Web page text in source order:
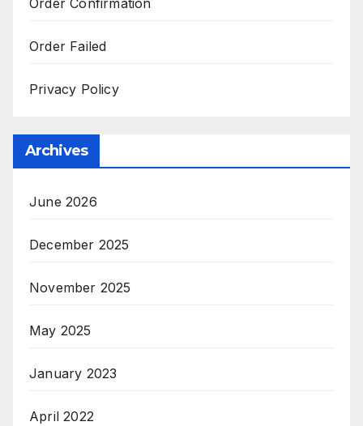
Order Confirmation
Order Failed
Privacy Policy
Archives
June 2026
December 2025
November 2025
May 2025
January 2023
April 2022